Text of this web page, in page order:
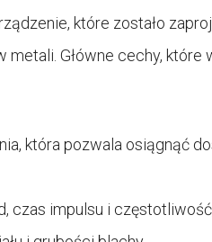
które zostało
Główne cechy, które
która pozwala osiągnąć
czas impulsu i